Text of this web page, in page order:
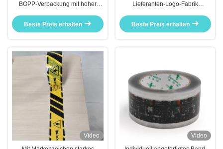
BOPP-Verpackung mit hoher
Geräuschbelastung
Beste Preis erhalten
Lieferanten-Logo-Fabrik
ausgezeichnetes
niedertemperaturbeständiges
Beste Preis erhalten
Video
Video